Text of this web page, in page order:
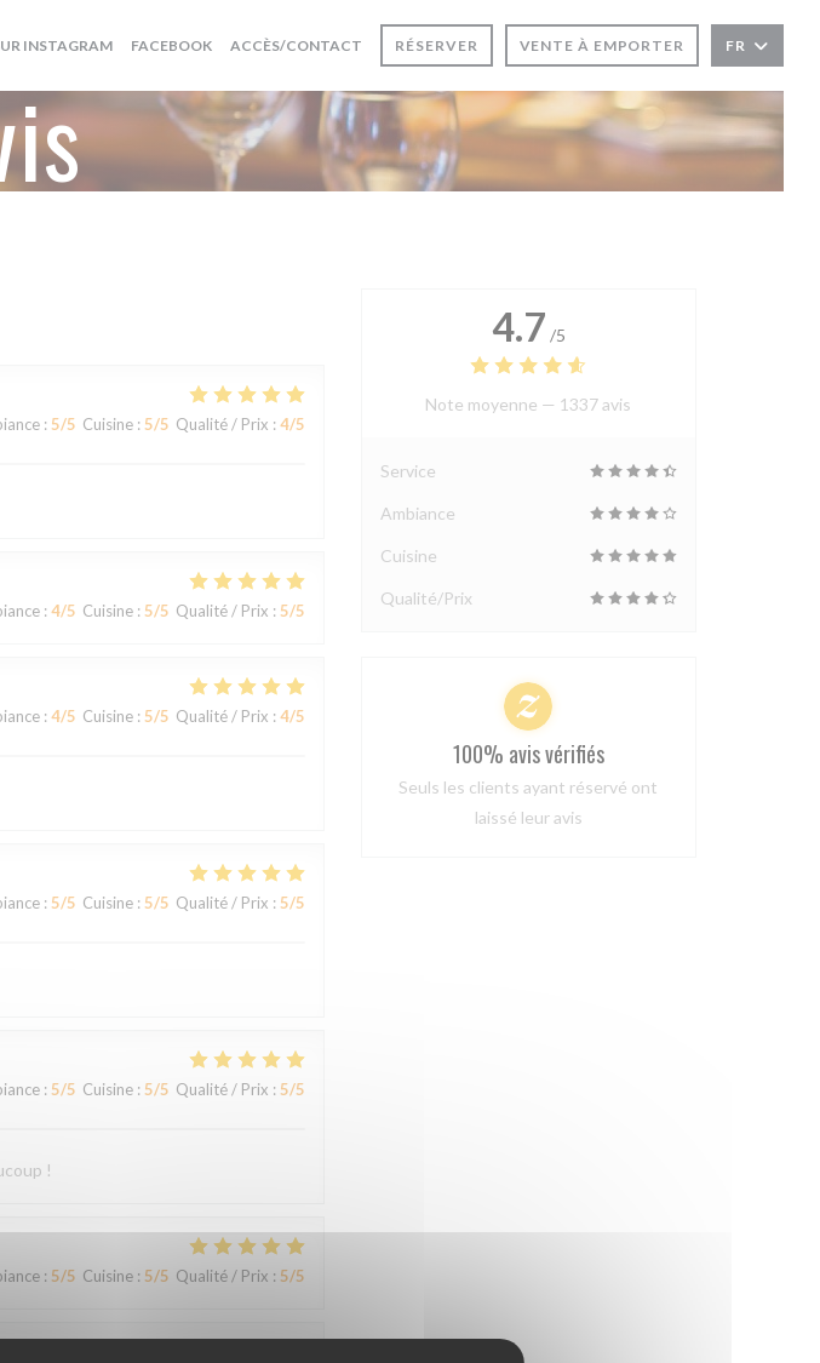
INSTAGRAM((OUVRE UNE NOUVELLE FENÊTRE))
FACEBOOK((OUVRE UNE NOUVELLE FENÊTRE))
ACCÈS/CONTACT RÉSERVER VENTE À EMPORTER FR
: 5/5 Cuisine: 5/5 Qualité / Prix : 4/5
: 4/5 Cuisine: 5/5 Qualité / Prix : 5/5
: 4/5 Cuisine: 5/5 Qualité / Prix : 4/5
: 5/5 Cuisine: 5/5 Qualité / Prix : 5/5
: 5/5 Cuisine: 5/5 Qualité / Prix : 5/5
!
: 5/5 Cuisine: 5/5 Qualité / Prix : 5/5
4.7 /5
Note moyenne — 1337 avis
Service
Ambiance
Cuisine
Qualité/Prix
100% avis vérifiés
Seuls les clients ayant réservé ont
laissé leur avis